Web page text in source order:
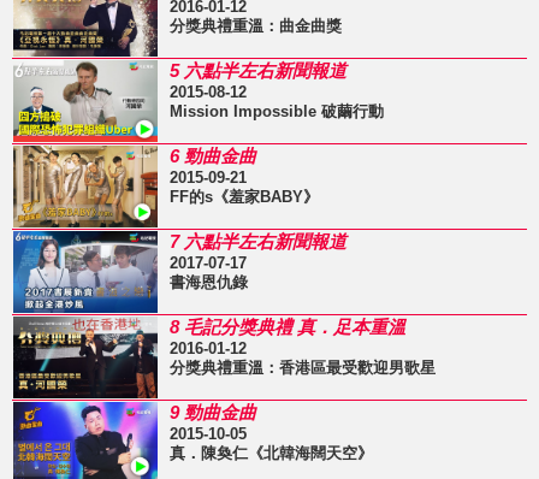
2016-01-12
分獎典禮重溫：曲金曲獎
5 六點半左右新聞報道
2015-08-12
Mission Impossible 破繭行動
6 勁曲金曲
2015-09-21
FF的s《羞家BABY》
7 六點半左右新聞報道
2017-07-17
書海恩仇錄
8 毛記分獎典禮 真．足本重溫
2016-01-12
分獎典禮重溫：香港區最受歡迎男歌星
9 勁曲金曲
2015-10-05
真．陳奐仁《北韓海闊天空》